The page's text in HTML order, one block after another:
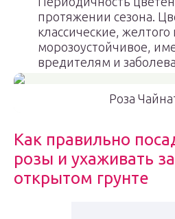
протяжении сезона.
классические, желтого
морозоустойчивое,
вредителям и
Роза
Как правильно
розы и ухаживать
открытом грунте